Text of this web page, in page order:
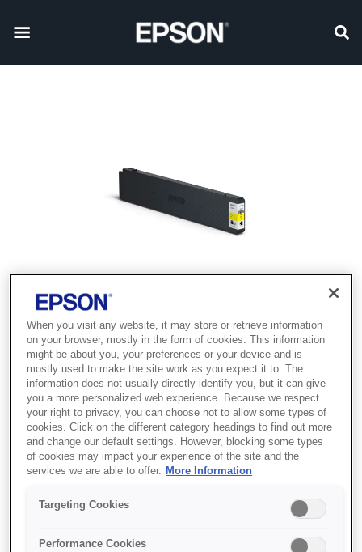
SKU : C13T887400
WF-C17590 Yellow Ink
When you visit any website, it may store or retrieve information
on your browser, mostly in the form of cookies. This information
might be about you, your preferences or your device and is
mostly used to make the site work as you expect it to. The
information does not usually directly identify you, but it can give
you a more personalized web experience. Because we respect
your right to privacy, you can choose not to allow some types of
cookies. Click on the different category headings to find out more
and change our default settings. However, blocking some types
of cookies may impact your experience of the site and the
services we are able to offer.
More Information
Targeting Cookies
Performance Cookies